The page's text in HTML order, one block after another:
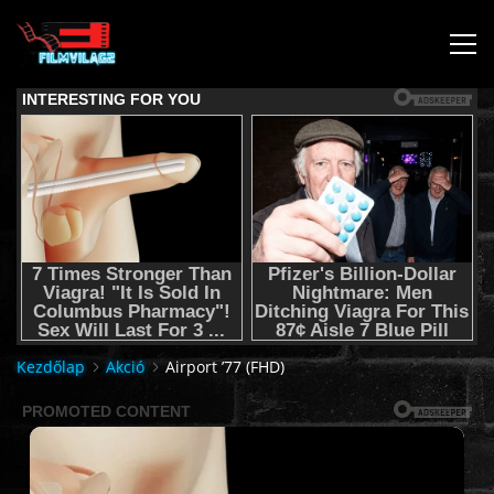
KEZDŐLAP
JOGI NYILATKOZAT,SEGÍTSÉG NYÚJTÁS,FELHASZNÁLÁSI
FELTÉTEL
AUDIO TRACK SWITCHING/HANGSÁV BEÁLLÍTÁSOK/
2K & 4K FILMEK
FILMEK (2026-OS)
Kezdőlap Akció Airport ’77 (FHD)